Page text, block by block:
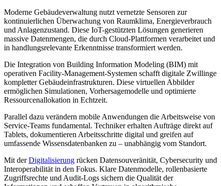
Moderne Gebäudeverwaltung nutzt vernetzte Sensoren zur
kontinuierlichen Überwachung von Raumklima, Energieverbrauch
und Anlagenzustand. Diese IoT-gestützten Lösungen generieren
massive Datenmengen, die durch Cloud-Plattformen verarbeitet und
in handlungsrelevante Erkenntnisse transformiert werden.
Die Integration von Building Information Modeling (BIM) mit
operativen Facility-Management-Systemen schafft digitale Zwillinge
kompletter Gebäudeinfrastrukturen. Diese virtuellen Abbilder
ermöglichen Simulationen, Vorhersagemodelle und optimierte
Ressourcenallokation in Echtzeit.
Parallel dazu verändern mobile Anwendungen die Arbeitsweise von
Service-Teams fundamental. Techniker erhalten Aufträge direkt auf
Tablets, dokumentieren Arbeitsschritte digital und greifen auf
umfassende Wissensdatenbanken zu – unabhängig vom Standort.
Mit derDigitalisierung rücken Datensouveränität, Cybersecurity und
Interoperabilität in den Fokus. Klare Datenmodelle, rollenbasierte
Zugriffsrechte und Audit-Logs sichern die Qualität der